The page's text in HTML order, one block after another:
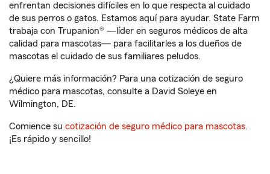
enfrentan decisiones difíciles en lo que respecta al cuidado
de sus perros o gatos. Estamos aquí para ayudar. State Farm
trabaja con Trupanion® —líder en seguros médicos de alta
calidad para mascotas— para facilitarles a los dueños de
mascotas el cuidado de sus familiares peludos.
¿Quiere más información? Para una cotización de seguro
médico para mascotas, consulte a David Soleye en
Wilmington, DE.
Comience su cotización de seguro médico para mascotas.
¡Es rápido y sencillo!